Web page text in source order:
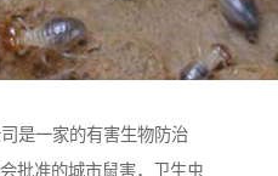
是一家的有害生物防治
会批准的城市鼠害，卫生虫